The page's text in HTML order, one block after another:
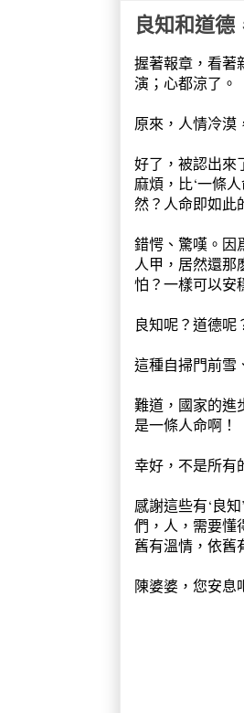
良知和道德
握著報章，看著
演；心都涼了。
原來，人情冷漠
好了，被認出來
麻煩，比‘一條
然？人命即如此
錯愕、驚嘆。因
人甲，居然還那
怕？一樣可以安
良知呢？道德呢
這種自掃門前雪
難道，國家的進
是一條人命啊！
幸好，不是所有
感謝這些有‘良
們，人，需要懂
舊有溫情，依舊
陳婆婆，您安息